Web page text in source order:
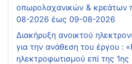
οπωρολαχανικών & κρεάτων
08-2026 έως 09-08-2026
Διακήρυξη ανοικτού
για την ανάθεση του έργου :
ηλεκτροφωτισμού επί της